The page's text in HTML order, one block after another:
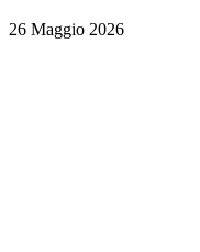
26 Maggio 2026